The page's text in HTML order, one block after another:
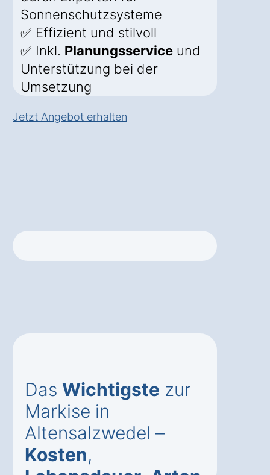
Sonnenschutzsysteme
✅ Effizient und stilvoll
✅ Inkl. Planungsservice und
Unterstützung bei der
Umsetzung
Jetzt Angebot erhalten
Das Wichtigste zur
Markise in
Altensalzwedel –
Kosten,